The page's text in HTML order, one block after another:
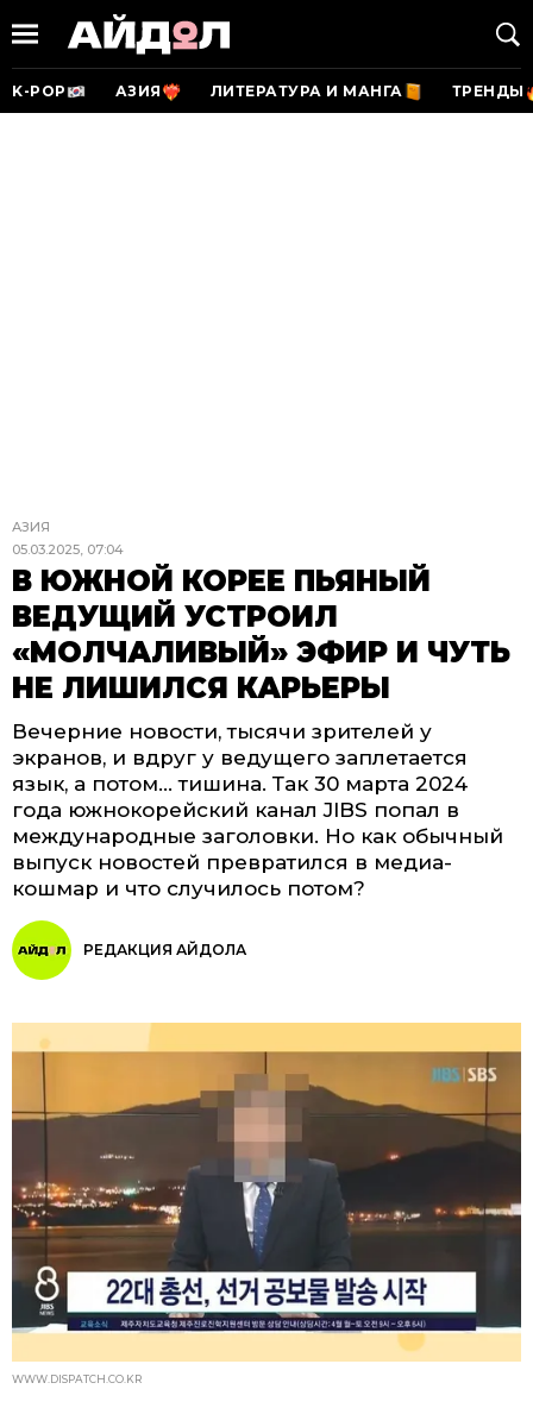
K-POP АЗИЯ ЛИТЕРАТУРА И МАНГА ТРЕНДЫ
АЗИЯ
05.03.2025, 07:04
В ЮЖНОЙ КОРЕЕ ПЬЯНЫЙ
ВЕДУЩИЙ УСТРОИЛ
«МОЛЧАЛИВЫЙ» ЭФИР И ЧУТЬ
НЕ ЛИШИЛСЯ КАРЬЕРЫ
Вечерние новости, тысячи зрителей у
экранов, и вдруг у ведущего заплетается
язык, а потом... тишина. Так 30 марта 2024
года южнокорейский канал JIBS попал в
международные заголовки. Но как обычный
выпуск новостей превратился в медиа-
кошмар и что случилось потом?
РЕДАКЦИЯ АЙДОЛА
WWW.DISPATCH.CO.KR